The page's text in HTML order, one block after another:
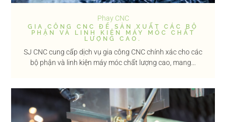
Phay CNC
GIA CÔNG CNC ĐỂ SẢN XUẤT CÁC BỘ
PHẬN VÀ LINH KIỆN MÁY MÓC CHẤT
LƯỢNG CAO.
SJ CNC cung cấp dịch vụ gia công CNC chính xác cho các
bộ phận và linh kiện máy móc chất lượng cao, mang...